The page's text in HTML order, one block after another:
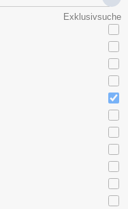
Exklusivsuche